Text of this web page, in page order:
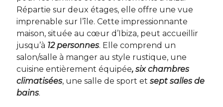
Répartie sur deux étages, elle offre une vue
imprenable sur l’île. Cette impressionnante
maison, située au cœur d’Ibiza, peut accueillir
jusqu’à 12 personnes. Elle comprend un
salon/salle à manger au style rustique, une
cuisine entièrement équipée, six chambres
climatisées, une salle de sport et sept salles de
bains.